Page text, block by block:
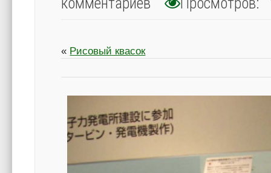
комментариев
Просмотров:
« Рисовый квасок